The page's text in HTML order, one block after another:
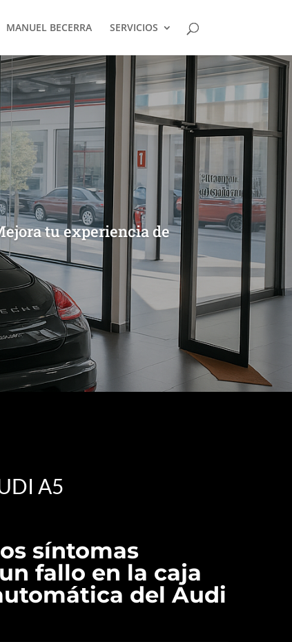
MANUEL BECERRA SERVICIOS
tu experiencia de
A5
síntomas
fallo en la caja
del Audi